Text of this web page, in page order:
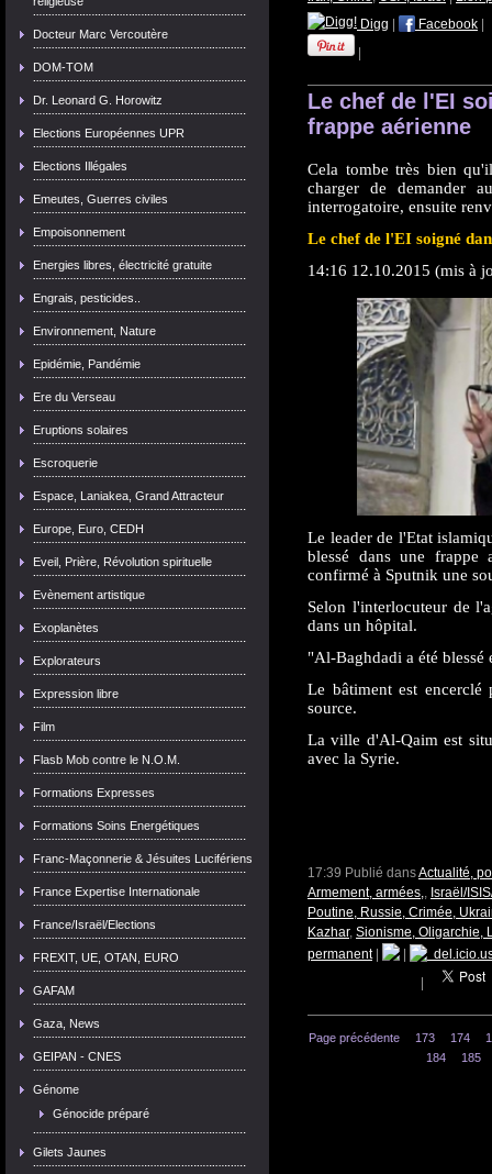
Docteur Marc Vercoutère
DOM-TOM
Dr. Leonard G. Horowitz
Elections Européennes UPR
Elections Illégales
Emeutes, Guerres civiles
Empoisonnement
Energies libres, électricité gratuite
Engrais, pesticides..
Environnement, Nature
Epidémie, Pandémie
Ere du Verseau
Eruptions solaires
Escroquerie
Espace, Laniakea, Grand Attracteur
Europe, Euro, CEDH
Eveil, Prière, Révolution spirituelle
Evènement artistique
Exoplanètes
Explorateurs
Expression libre
Film
Flasb Mob contre le N.O.M.
Formations Expresses
Formations Soins Energétiques
Franc-Maçonnerie & Jésuites Lucifériens
France Expertise Internationale
France/Israël/Elections
FREXIT, UE, OTAN, EURO
GAFAM
Gaza, News
GEIPAN - CNES
Génome
Génocide préparé
Gilets Jaunes
Digg
Facebook
Le chef de l'EI
frappe aérienne
Cela tombe très bien
charger de demander
interrogatoire, ensuite
Le chef de l'EI soigné
14:16 12.10.2015 (mis à
Le leader de l'Etat
blessé dans une frappe
confirmé à Sputnik une
Selon l'interlocuteur de
dans un hôpital.
"Al-Baghdadi a été
Le bâtiment est
source.
La ville d'Al-Qaim est
avec la Syrie.
17:39 Publié dansActualité,
Armement, armées,, Israël/
Poutine, Russie, Crimée,
Kazhar, Sionisme, Oligarchie,
permanent|
Page précédente 173 174
184
185